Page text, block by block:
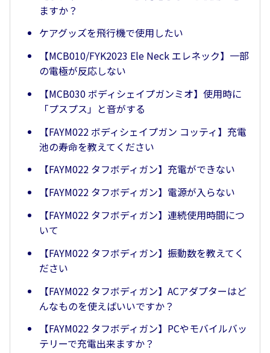
ますか？
ケアグッズを飛行機で使用したい
【MCB010/FYK2023 Ele Neck エレネック】一部
の電極が反応しない
【MCB030 ボディシェイプガンミオ】使用時に
「プスプス」と音がする
【FAYM022 ボディシェイプガン コッティ】充電
池の寿命を教えてください
【FAYM022 タフボディガン】充電ができない
【FAYM022 タフボディガン】電源が入らない
【FAYM022 タフボディガン】連続使用時間につ
いて
【FAYM022 タフボディガン】振動数を教えてく
ださい
【FAYM022 タフボディガン】ACアダプターはど
んなものを使えばいいですか？
【FAYM022 タフボディガン】PCやモバイルバッ
テリーで充電出来ますか？